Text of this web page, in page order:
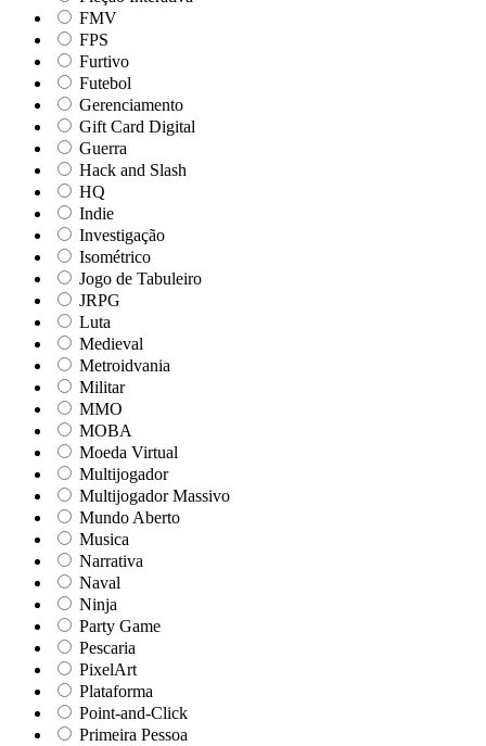
FMV
FPS
Furtivo
Futebol
Gerenciamento
Gift Card Digital
Guerra
Hack and Slash
HQ
Indie
Investigação
Isométrico
Jogo de Tabuleiro
JRPG
Luta
Medieval
Metroidvania
Militar
MMO
MOBA
Moeda Virtual
Multijogador
Multijogador Massivo
Mundo Aberto
Musica
Narrativa
Naval
Ninja
Party Game
Pescaria
PixelArt
Plataforma
Point-and-Click
Primeira Pessoa